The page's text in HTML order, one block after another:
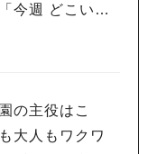
今週 どこい
の主役はこ
大人もワクワ